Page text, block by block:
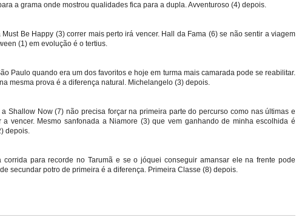
a grama onde mostrou qualidades fica para a dupla. Avventuroso (4) depois.
Be Happy (3) correr mais perto irá vencer. Hall da Fama (6) se não sentir a viagem
(1) em evolução é o tertius.
Paulo quando era um dos favoritos e hoje em turma mais camarada pode se reabilitar.
mesma prova é a diferença natural. Michelangelo (3) depois.
Shallow Now (7) não precisa forçar na primeira parte do percurso como nas últimas e
vencer. Mesmo sanfonada a Niamore (3) que vem ganhando de minha escolhida é
depois.
corrida para recorde no Tarumã e se o jóquei conseguir amansar ele na frente pode
secundar potro de primeira é a diferença. Primeira Classe (8) depois.